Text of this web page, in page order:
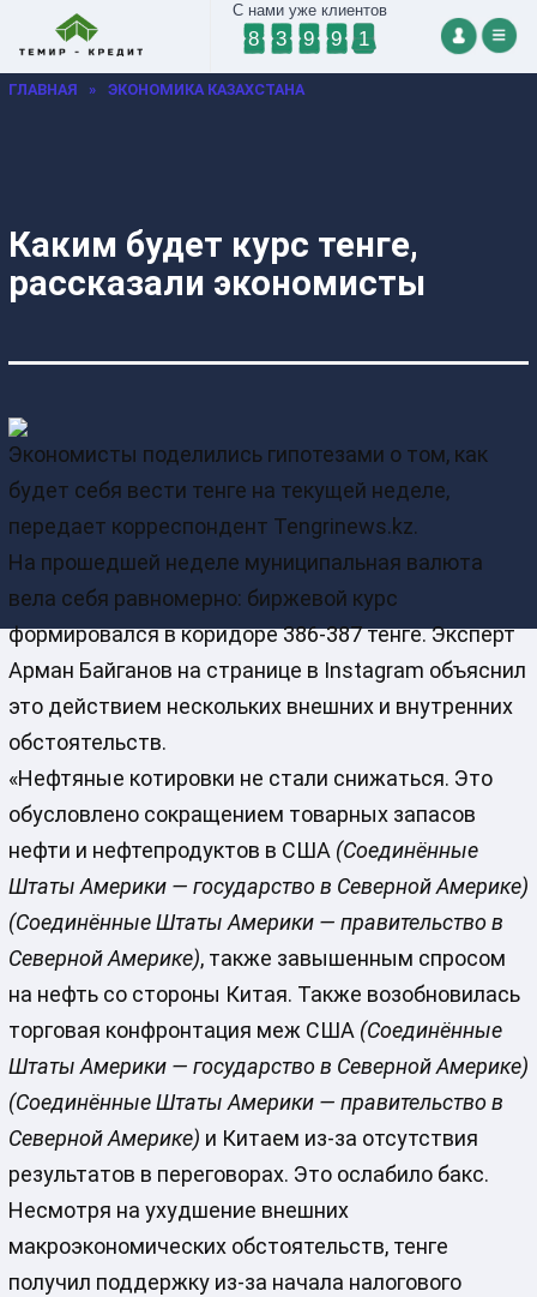
С нами уже клиентов
8 3 9 9 1
ГЛАВНАЯ » ЭКОНОМИКА КАЗАХСТАНА
Каким будет курс тенге,
рассказали экономисты
Экономисты поделились гипотезами о том, как
будет себя вести тенге на текущей неделе,
передает корреспондент Tengrinews.kz.
На прошедшей неделе муниципальная валюта
вела себя равномерно: биржевой курс
формировался в коридоре 386-387 тенге. Эксперт
Арман Байганов на странице в Instagram объяснил
это действием нескольких внешних и внутренних
обстоятельств.
«Нефтяные котировки не стали снижаться. Это
обусловлено сокращением товарных запасов
нефти и нефтепродуктов в США (Соединённые
Штаты Америки — государство в Северной Америке)
(Соединённые Штаты Америки — правительство в
Северной Америке), также завышенным спросом
на нефть со стороны Китая. Также возобновилась
торговая конфронтация меж США (Соединённые
Штаты Америки — государство в Северной Америке)
(Соединённые Штаты Америки — правительство в
Северной Америке) и Китаем из-за отсутствия
результатов в переговорах. Это ослабило бакс.
Несмотря на ухудшение внешних
макроэкономических обстоятельств, тенге
получил поддержку из-за начала налогового